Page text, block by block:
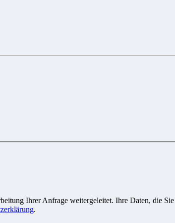
Ihrer Anfrage weitergeleitet. Ihre Daten, die
.